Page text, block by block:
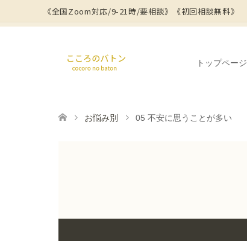
トップページ
お悩み別 05 不安に思うことが多い
《全国Zoom対応/9-21時/要相談》 《初回相談無料》